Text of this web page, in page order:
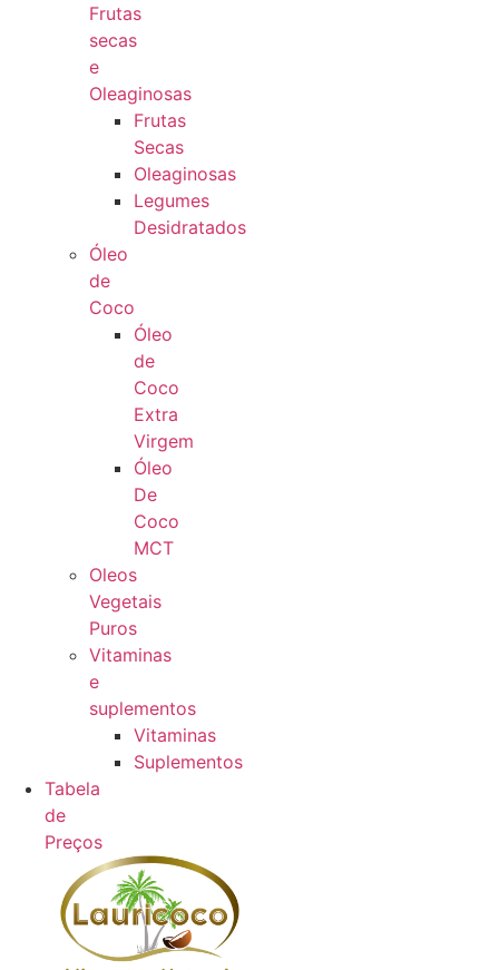
Frutas
secas
e
Oleaginosas
Frutas
Secas
Oleaginosas
Legumes
Desidratados
Óleo
de
Coco
Óleo
de
Coco
Extra
Virgem
Óleo
De
Coco
MCT
Oleos
Vegetais
Puros
Vitaminas
e
suplementos
Vitaminas
Suplementos
Tabela
de
Preços